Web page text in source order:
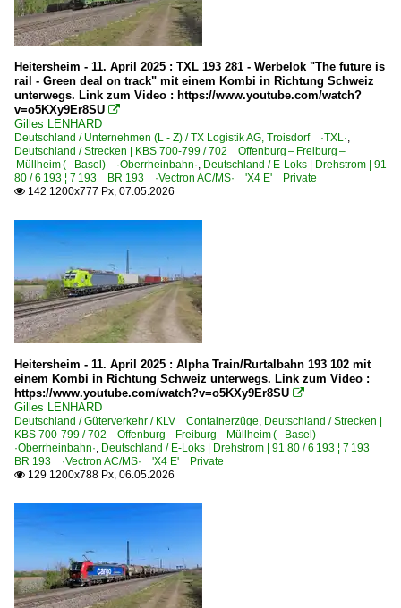
Heitersheim - 11. April 2025 : TXL 193 281 - Werbelok "The future is
rail - Green deal on track" mit einem Kombi in Richtung Schweiz
unterwegs. Link zum Video : https://www.youtube.com/watch?
v=o5KXy9Er8SU 
Gilles LENHARD
Deutschland / Unternehmen (L - Z) / TX Logistik AG, Troisdorf ·TXL·
Deutschland / Strecken | KBS 700-799 / 702 Offenburg – Freiburg –
Müllheim (– Basel) ·Oberrheinbahn· Deutschland / E-Loks | Drehstrom | 91
80 / 6 193 ¦ 7 193 BR 193 ·Vectron AC/MS· 'X4 E' Private
 142 1200x777 Px, 07.05.2026
Heitersheim - 11. April 2025 : Alpha Train/Rurtalbahn 193 102 mit
einem Kombi in Richtung Schweiz unterwegs. Link zum Video :
https://www.youtube.com/watch?v=o5KXy9Er8SU 
Gilles LENHARD
Deutschland / Güterverkehr / KLV Containerzüge Deutschland / Strecken |
KBS 700-799 / 702 Offenburg – Freiburg – Müllheim (– Basel)
·Oberrheinbahn· Deutschland / E-Loks | Drehstrom | 91 80 / 6 193 ¦ 7 193
BR 193 ·Vectron AC/MS· 'X4 E' Private
 129 1200x788 Px, 06.05.2026